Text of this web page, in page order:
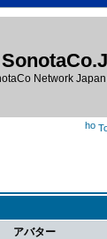
Network
アバター